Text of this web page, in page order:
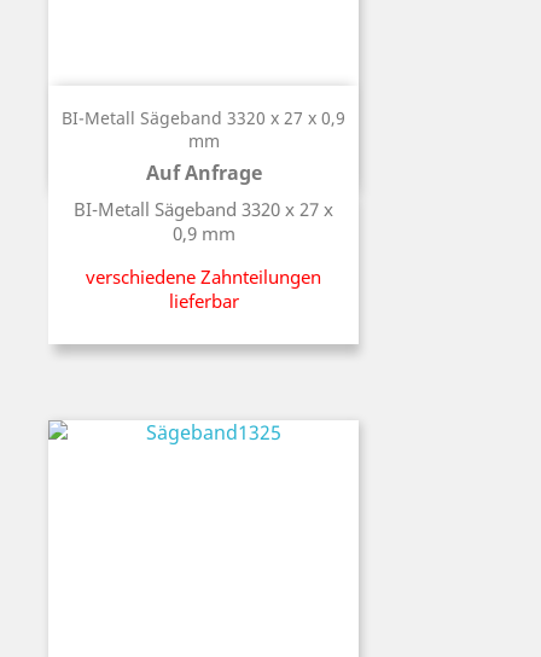
BI-Metall Sägeband 3320 x 27 x 0,9
mm
Auf Anfrage
Preis
BI-Metall Sägeband 3320 x 27 x
0,9 mm
verschiedene Zahnteilungen
lieferbar